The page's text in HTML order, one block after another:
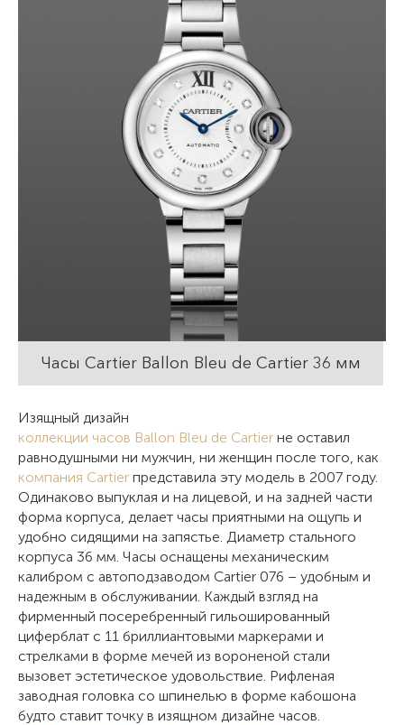
Часы Cartier Ballon Bleu de Cartier 36 мм
Изящный дизайн
коллекции часов Ballon Bleu de Cartier не оставил
равнодушными ни мужчин, ни женщин после того, как
компания Cartier представила эту модель в 2007 году.
Одинаково выпуклая и на лицевой, и на задней части
форма корпуса, делает часы приятными на ощупь и
удобно сидящими на запястье. Диаметр стального
корпуса 36 мм. Часы оснащены механическим
калибром с автоподзаводом Cartier 076 – удобным и
надежным в обслуживании. Каждый взгляд на
фирменный посеребренный гильошированный
циферблат с 11 бриллиантовыми маркерами и
стрелками в форме мечей из вороненой стали
вызовет эстетическое удовольствие. Рифленая
заводная головка со шпинелью в форме кабошона
будто ставит точку в изящном дизайне часов.